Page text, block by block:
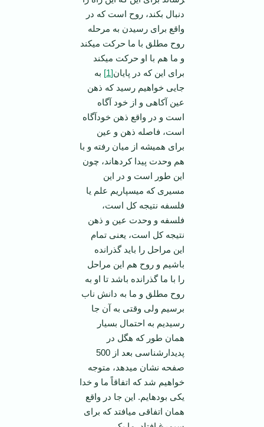
دنبال بکند، روح است که در
واقع برای رسیدن به مرحله
روح مطلق با ما حرکت می­کند
و ما هم با او حرکت می­کند
برای این که در پایان[1]
به
جایی خواهیم رسید که ذهن
عین آکاهی و از خود آگاه
است و در واقع ذهن خودآگاه
است، فاصله ذهن و عین
برای همیشه از میان رفته و با
هم وحدت پیدا کرده­اند، چون
این طور است و در این
مسیری که می­سپاریم علم یا
فلسفه نتیجه کل است،
فلسفه و وحدت عین و ذهن
نتیجه کل است، یعنی تمام
این مراحل را باید گذرانده
باشیم و روح هم این مراحل
را با ما گذرانده باشد تا او به
روح مطلق و ما به دانش ناب
برسیم ولی وقتی به آن جا
رسیدیم به احتمال بسیار
همان طور که هگل در
پدیدارشناسی بعد از 500
صفحه نشان می­دهد، متوجه
خواهیم شد که اتفاقاً ما و خدا
یکی بوده­ایم. این جا در واقع
همان اتفاقی می­افتد که برای